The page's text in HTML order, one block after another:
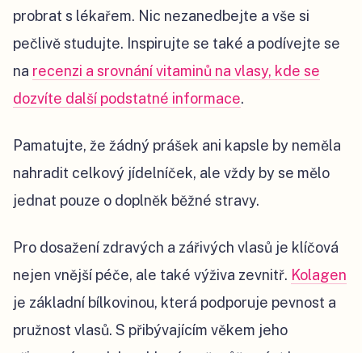
probrat s lékařem. Nic nezanedbejte a vše si
pečlivě studujte. Inspirujte se také a podívejte se
na recenzi a srovnání vitaminů na vlasy, kde se
dozvíte další podstatné informace.
Pamatujte, že žádný prášek ani kapsle by neměla
nahradit celkový jídelníček, ale vždy by se mělo
jednat pouze o doplněk běžné stravy.
Pro dosažení zdravých a zářivých vlasů je klíčová
nejen vnější péče, ale také výživa zevnitř. Kolagen
je základní bílkovinou, která podporuje pevnost a
pružnost vlasů. S přibývajícím věkem jeho